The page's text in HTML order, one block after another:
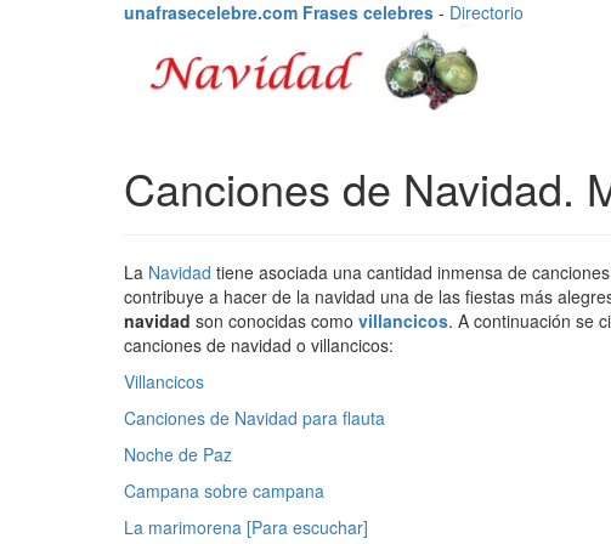
unafrasecelebre.com Frases celebres - Directorio
Canciones de Navidad.
La Navidad tiene asociada una cantidad inmensa de
contribuye a hacer de la navidad una de las fiestas más
navidad son conocidas como villancicos. A continuación se
canciones de navidad o villancicos:
Villancicos
Canciones de Navidad para flauta
Noche de Paz
Campana sobre campana
La marimorena [Para escuchar]